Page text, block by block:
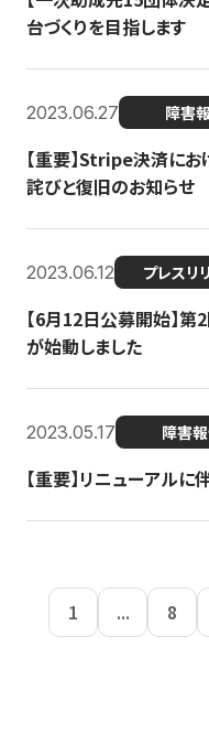
台づくりを目指します
2023.06.27 障害
【重要】Stripe決済に
詫びと復旧のお知らせ
2023.06.12 プレスリ
【6月12日公募開始】
が始動しました
2023.05.17 障害
【重要】リニューアル
1 ... 8